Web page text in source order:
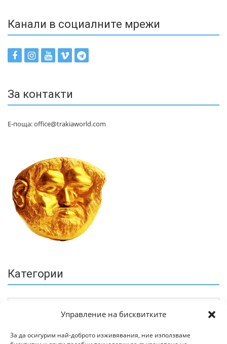
Управление на бисквитките
За да осигурим най-доброто изживявания, ние използваме
Канали в социалните мрежи
За контакти
Е-поща: office@trakiaworld.com
Категории